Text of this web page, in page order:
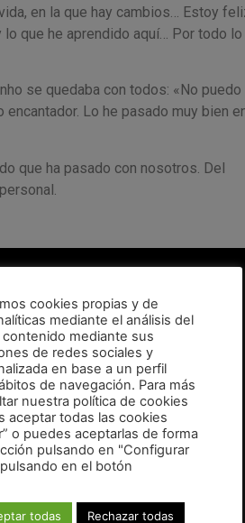
en la que hay cambios… Estoy
que he aprendido aquí… Por todo lo
se quedaba con todos: «No puedo
Lo he pasado muy bien
que ha pasado con nosotros. Del
cookies propias y de
mediante el análisis del
mediante sus
de redes sociales y
en base a un perfil
de navegación. Para más
nuestra política de cookies
aceptar todas las cookies
o puedes aceptarlas de forma
pulsando en "Configurar
en el botón
todas Rechazar todas